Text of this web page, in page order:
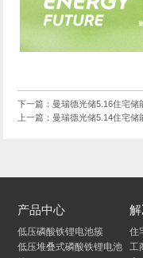
下一篇：曼瑞德光储5.16住宅储
上一篇：曼瑞德光储5.14住宅储
产品中心
低压磷酸铁锂电池簇
低压堆叠式磷酸铁锂电池
住
工